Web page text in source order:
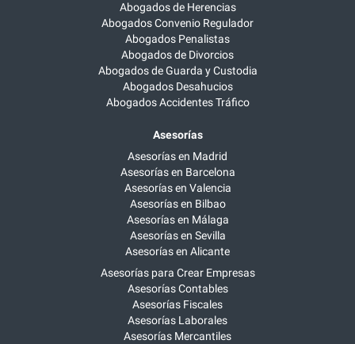
Abogados de Herencias
Abogados Convenio Regulador
Abogados Penalistas
Abogados de Divorcios
Abogados de Guarda y Custodia
Abogados Desahucios
Abogados Accidentes Tráfico
Asesorías
Asesorías en Madrid
Asesorías en Barcelona
Asesorías en Valencia
Asesorías en Bilbao
Asesorías en Málaga
Asesorías en Sevilla
Asesorías en Alicante
Asesorías para Crear Empresas
Asesorías Contables
Asesorías Fiscales
Asesorías Laborales
Asesorías Mercantiles